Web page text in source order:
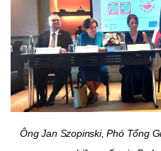
Ông Jan Szopinski, Phó Tổng